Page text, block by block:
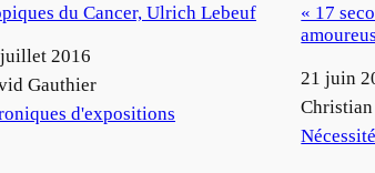
du Cancer, Ulrich Lebeuf
2016
Gauthier
rapport àd'expositions
« 17
Date
21 juin
Auteur
Par